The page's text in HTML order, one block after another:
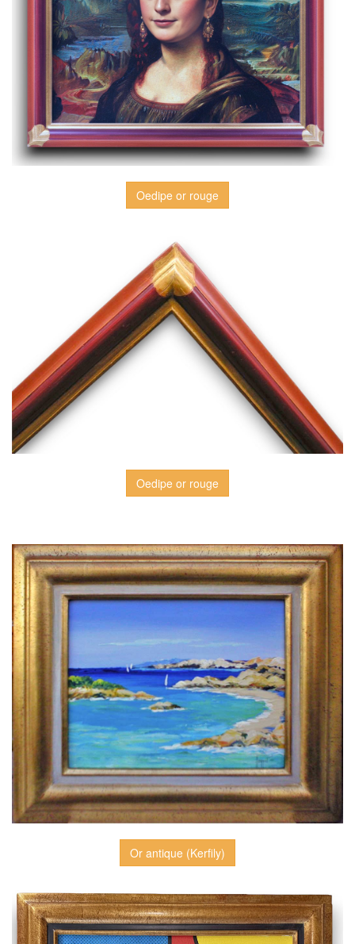
Oedipe or rouge
Oedipe or rouge
Or antique (Kerfily)